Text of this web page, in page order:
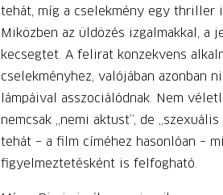
tehát, míg a cselekmény egy thriller
Miközben az üldözés izgalmakkal, a
kecsegtet. A felirat konzekvens
cselekményhez, valójában azonban
lámpáival asszociálódnak. Nem
nemcsak „nemi aktust”, de
tehát – a film címéhez hasonlóan –
figyelmeztetésként is felfogható.